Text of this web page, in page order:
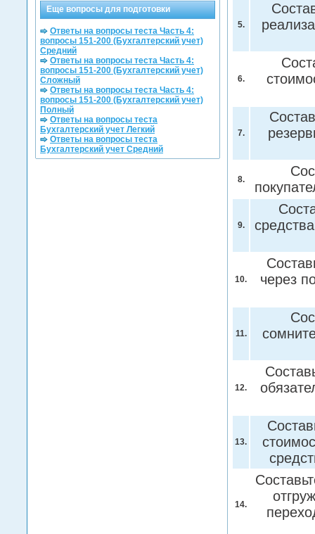
5.
6.
7.
8.
9.
10.
через
11.
12.
13.
14.
Еще вопросы для подготовки
Ответы на вопросы теста Часть 4:
вопросы 151-200 (Бухгалтерский учет)
Средний
Ответы на вопросы теста Часть 4:
вопросы 151-200 (Бухгалтерский учет)
Сложный
Ответы на вопросы теста Часть 4:
вопросы 151-200 (Бухгалтерский учет)
Полный
Ответы на вопросы теста
Бухгалтерский учет Легкий
Ответы на вопросы теста
Бухгалтерский учет Средний